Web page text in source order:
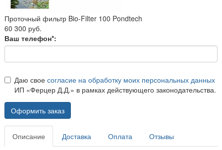
Проточный фильтр Bio-Filter 100 Pondtech
60 300 руб.
Ваш телефон*:
Даю свое согласие на обработку моих персональных данных
ИП «Ферцер Д.Д.» в рамках действующего законодательства.
Оформить заказ
Описание Доставка Оплата Отзывы